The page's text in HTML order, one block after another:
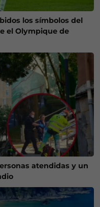
los símbolos del
el Olympique de
atendidas y un